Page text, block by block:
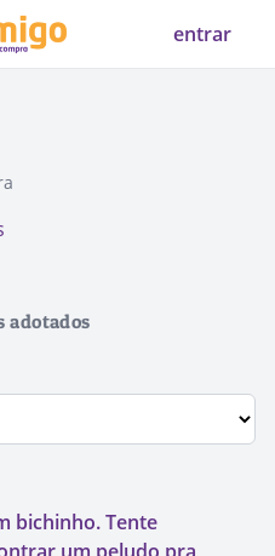
entrar
adotados
bichinho. Tente